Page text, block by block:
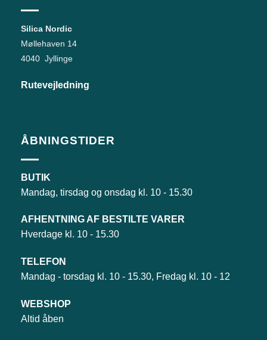
Silica Nordic
Møllehaven 14
4040 Jyllinge
Rutevejledning
ÅBNINGSTIDER
BUTIK
Mandag, tirsdag og onsdag kl. 10 - 15.30
AFHENTNING AF BESTILTE VARER
Hverdage kl. 10 - 15.30
TELEFON
Mandag - torsdag kl. 10 - 15.30, Fredag kl. 10 - 12
WEBSHOP
Altid åben